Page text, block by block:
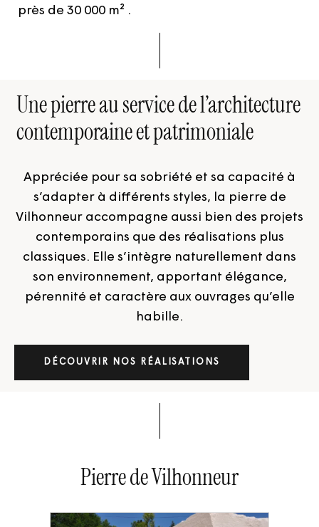
près de 30 000 m² .
Une pierre au service de l’architecture
contemporaine et patrimoniale
Appréciée pour sa sobriété et sa capacité à
s’adapter à différents styles, la pierre de
Vilhonneur accompagne aussi bien des projets
contemporains que des réalisations plus
classiques. Elle s’intègre naturellement dans
son environnement, apportant élégance,
pérennité et caractère aux ouvrages qu’elle
habille.
DÉCOUVRIR NOS RÉALISATIONS
Pierre de Vilhonneur